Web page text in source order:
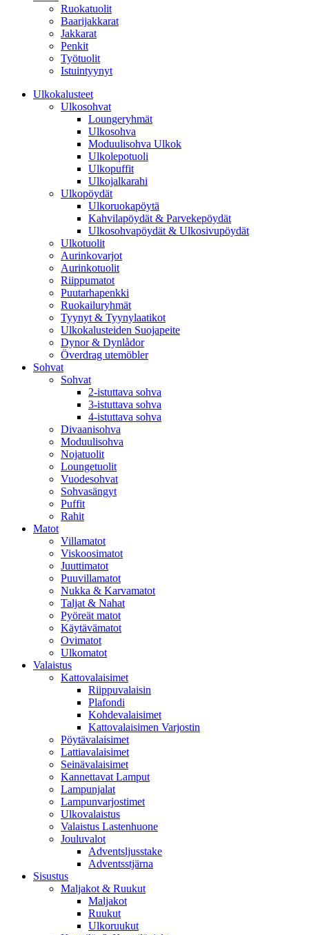
Ruokatuolit
Baarijakkarat
Jakkarat
Penkit
Työtuolit
Istuintyynyt
Ulkokalusteet
Ulkosohvat
Loungeryhmät
Ulkosohva
Moduulisohva Ulkok
Ulkolepotuoli
Ulkopuffit
Ulkojalkarahi
Ulkopöydät
Ulkoruokapöytä
Kahvilapöydät & Parvekepöydät
Ulkosohvapöydät & Ulkosivupöydät
Ulkotuolit
Aurinkovarjot
Aurinkotuolit
Riippumatot
Puutarhapenkki
Ruokailuryhmät
Tyynyt & Tyynylaatikot
Ulkokalusteiden Suojapeite
Dynor & Dynlådor
Överdrag utemöbler
Sohvat
Sohvat
2-istuttava sohva
3-istuttava sohva
4-istuttava sohva
Divaanisohva
Moduulisohva
Nojatuolit
Loungetuolit
Vuodesohvat
Sohvasängyt
Puffit
Rahit
Matot
Villamatot
Viskoosimatot
Juuttimatot
Puuvillamatot
Nukka & Karvamatot
Taljat & Nahat
Pyöreät matot
Käytävämatot
Ovimatot
Ulkomatot
Valaistus
Kattovalaisimet
Riippuvalaisin
Plafondi
Kohdevalaisimet
Kattovalaisimen Varjostin
Pöytävalaisimet
Lattiavalaisimet
Seinävalaisimet
Kannettavat Lamput
Lampunjalat
Lampunvarjostimet
Ulkovalaistus
Valaistus Lastenhuone
Jouluvalot
Adventsljusstake
Adventsstjärna
Sisustus
Maljakot & Ruukut
Maljakot
Ruukut
Ulkoruukut